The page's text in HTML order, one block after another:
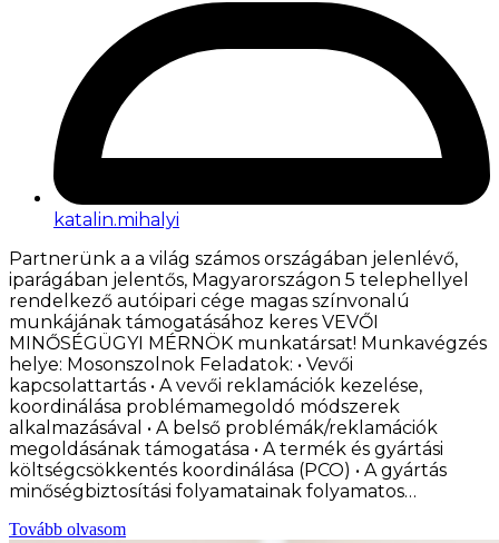
katalin.mihalyi
Partnerünk a a világ számos országában jelenlévő,
iparágában jelentős, Magyarországon 5 telephellyel
rendelkező autóipari cége magas színvonalú
munkájának támogatásához keres VEVŐI
MINŐSÉGÜGYI MÉRNÖK munkatársat! Munkavégzés
helye: Mosonszolnok Feladatok: • Vevői
kapcsolattartás • A vevői reklamációk kezelése,
koordinálása problémamegoldó módszerek
alkalmazásával • A belső problémák/reklamációk
megoldásának támogatása • A termék és gyártási
költségcsökkentés koordinálása (PCO) • A gyártás
minőségbiztosítási folyamatainak folyamatos…
Tovább olvasom